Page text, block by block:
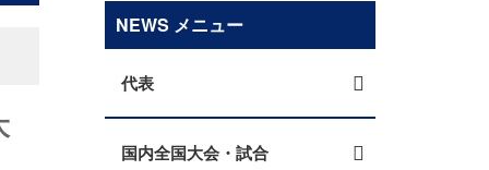
NEWS メニュー
代表
国内全国大会・試合